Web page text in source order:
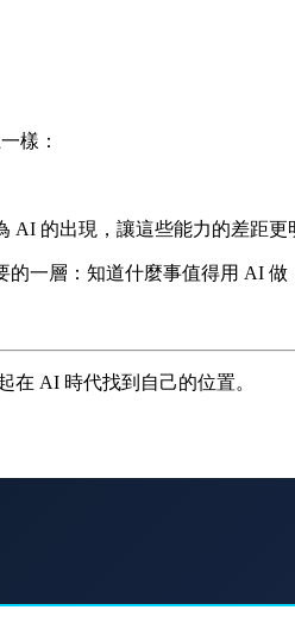
樣：
的出現，讓這些能力的差距更
一層：知道什麼事值得用 AI 做
AI 時代找到自己的位置。